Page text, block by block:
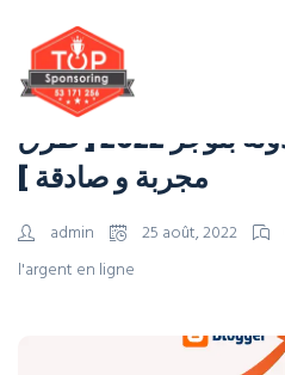
كيفية زيادة زوار مدونة بلوجر 2022 [ طرق
مجربة و صادقة ]
admin 25 août, 2022
l'argent en ligne